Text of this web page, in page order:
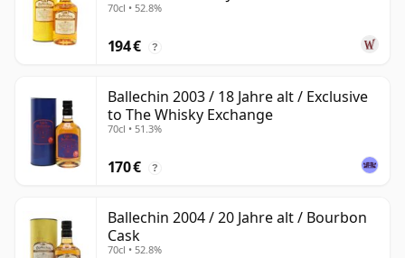
70cl • 52.8%
194 € ?
Ballechin 2003 / 18 Jahre alt / Exclusive
to The Whisky Exchange
70cl • 51.3%
170 € ?
Ballechin 2004 / 20 Jahre alt / Bourbon
Cask
70cl • 52.8%